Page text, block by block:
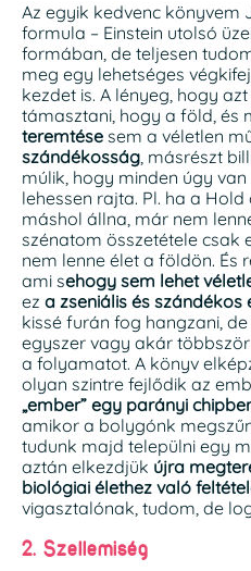
Az egyik kedvenc könyvem
formula – Einstein utolsó
formában, de teljesen
meg egy lehetséges
kezdet is. A lényeg, hogy
támasztani, hogy a föld, és
teremtése sem a véletlen
szándékosság, másrészt
múlik, hogy minden úgy
lehessen rajta. Pl. ha a
máshol állna, már nem
szénatom összetétele csak
nem lenne élet a földön. És
ami sehogy sem lehet
ez a zseniális és szándékos
kissé furán fog hangzani, de
egyszer vagy akár
a folyamatot. A könyv
olyan szintre fejlődik az
„ember” egy parányi
amikor a bolygónk
tudunk majd települni egy
aztán elkezdjük újra
biológiai élethez való
vigasztalónak, tudom, de
2. Szellemiség